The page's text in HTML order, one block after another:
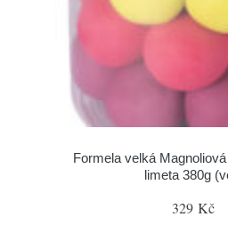
Formela velká
limeta 380g
329 Kč